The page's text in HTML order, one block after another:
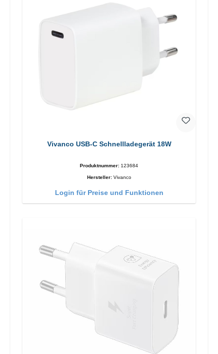
Vivanco USB-C Schnellladegerät 18W
Produktnummer: 123684
Hersteller: Vivanco
Login für Preise und Funktionen